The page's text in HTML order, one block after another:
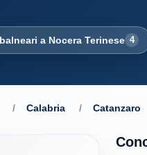
a Nocera Terinese 4
/ Calabria / Catanzaro